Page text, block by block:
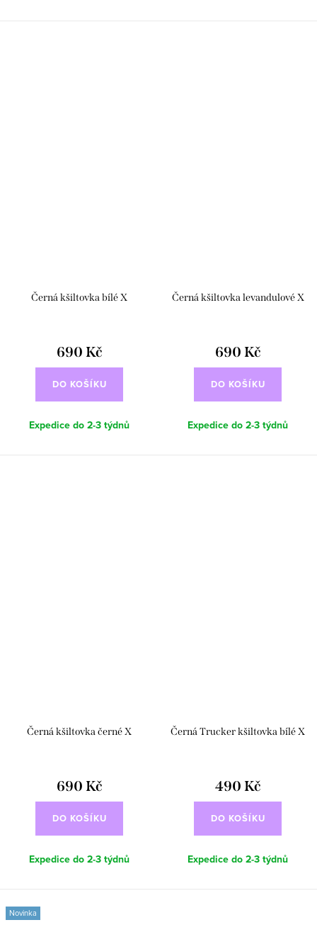
Černá kšiltovka bílé X
690 Kč
DO KOŠÍKU
Expedice do 2-3 týdnů
Černá kšiltovka levandulové X
690 Kč
DO KOŠÍKU
Expedice do 2-3 týdnů
Černá kšiltovka černé X
690 Kč
DO KOŠÍKU
Expedice do 2-3 týdnů
Černá Trucker kšiltovka bílé X
490 Kč
DO KOŠÍKU
Expedice do 2-3 týdnů
Novinka